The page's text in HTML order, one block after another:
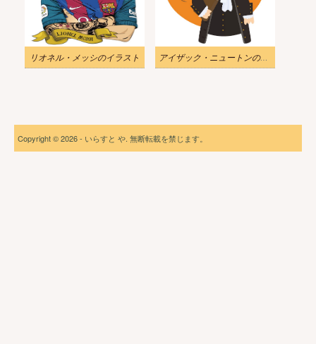
リオネル・メッシのイラスト アイザック・ニュートンのイラスト
Copyright © 2026 - いらすと や. 無断転載を禁じます。